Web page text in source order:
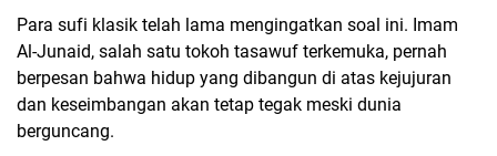
Para sufi klasik telah lama mengingatkan soal ini. Imam
Al-Junaid, salah satu tokoh tasawuf terkemuka, pernah
berpesan bahwa hidup yang dibangun di atas kejujuran
dan keseimbangan akan tetap tegak meski dunia
berguncang.